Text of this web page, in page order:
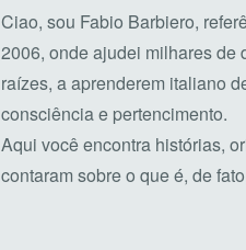
Ciao, sou Fabio Barbiero,
2006, onde ajudei milhares de
raízes, a aprenderem italiano
consciência e pertencimento.
Aqui você encontra histórias,
contaram sobre o que é, de